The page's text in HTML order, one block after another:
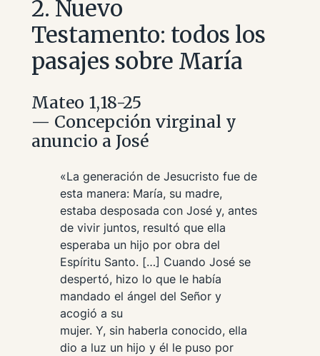
2. Nuevo
Testamento: todos los
pasajes sobre María
Mateo 1,18-25
— Concepción virginal y
anuncio a José
«La generación de Jesucristo fue de
esta manera: María, su madre,
estaba desposada con José y, antes
de vivir juntos, resultó que ella
esperaba un hijo por obra del
Espíritu Santo. […] Cuando José se
despertó, hizo lo que le había
mandado el ángel del Señor y
acogió a su
mujer. Y, sin haberla conocido, ella
dio a luz un hijo y él le puso por